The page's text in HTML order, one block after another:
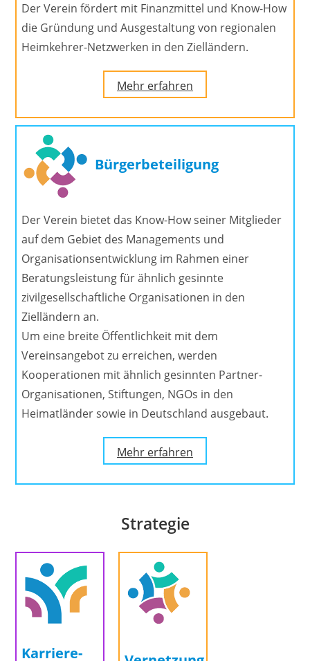
Der Verein fördert mit Finanzmittel und Know-How
die Gründung und Ausgestaltung von regionalen
Heimkehrer-Netzwerken in den Zielländern.
Mehr erfahren
Bürgerbeteiligung
Der Verein bietet das Know-How seiner Mitglieder
auf dem Gebiet des Managements und
Organisationsentwicklung im Rahmen einer
Beratungsleistung für ähnlich gesinnte
zivilgesellschaftliche Organisationen in den
Zielländern an.
Um eine breite Öffentlichkeit mit dem
Vereinsangebot zu erreichen, werden
Kooperationen mit ähnlich gesinnten Partner-
Organisationen, Stiftungen, NGOs in den
Heimatländer sowie in Deutschland ausgebaut.
Mehr erfahren
Strategie
Karriere-